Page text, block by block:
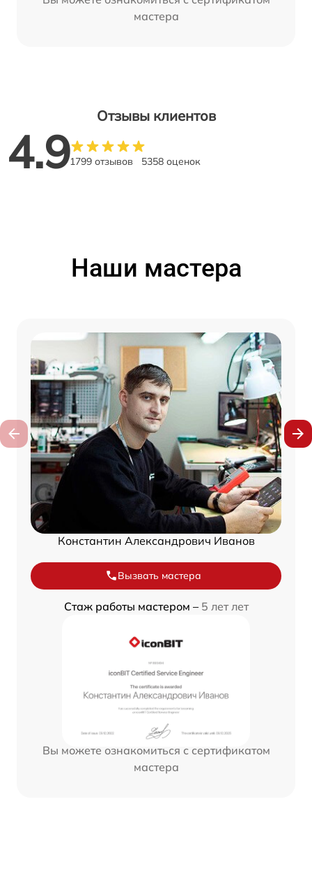
мастера
Отзывы клиентов
4.91799 отзывов 5358 оценок
Наши мастера
Константин Александрович Иванов
Вызвать мастера
Стаж работы мастером – 5 лет лет
Вы можете ознакомиться с сертификатом
мастера